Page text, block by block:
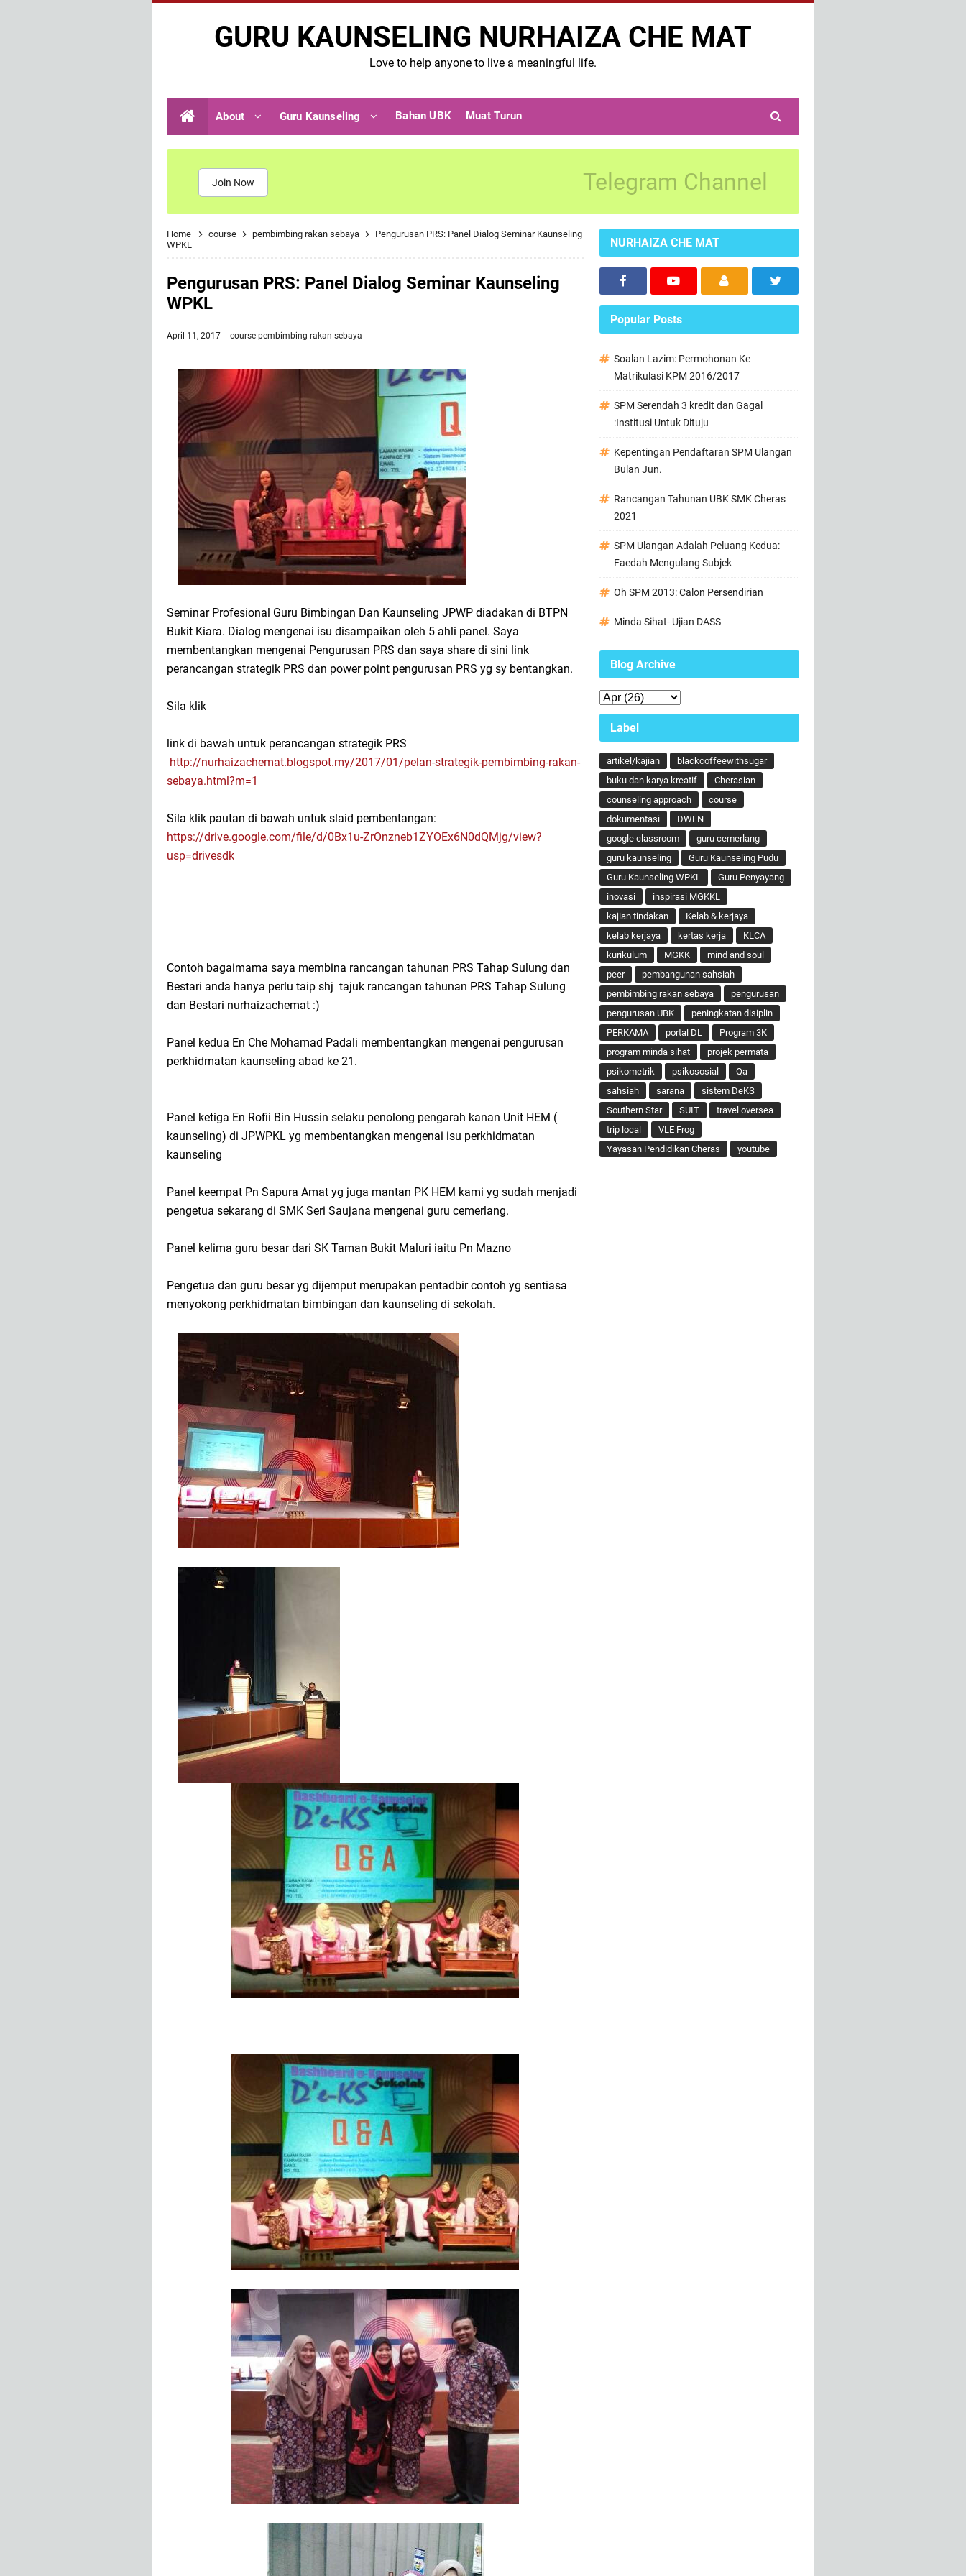
GURU KAUNSELING NURHAIZA CHE MAT
Love to help anyone to live a meaningful life.
About Guru Kaunseling Bahan UBK Muat Turun
Join Now Telegram Channel
Home course pembimbing rakan sebaya
Pengurusan PRS: Panel Dialog Seminar Kaunseling
WPKL
Pengurusan PRS: Panel Dialog Seminar Kaunseling
WPKL
April 11, 2017 course pembimbing rakan sebaya
Seminar Profesional Guru Bimbingan Dan Kaunseling JPWP diadakan di BTPN
Bukit Kiara. Dialog mengenai isu disampaikan oleh 5 ahli panel. Saya
membentangkan mengenai Pengurusan PRS dan saya share di sini link
perancangan strategik PRS dan power point pengurusan PRS yg sy bentangkan.
Sila klik
link di bawah untuk perancangan strategik PRS
http://nurhaizachemat.blogspot.my/2017/01/pelan-strategik-pembimbing-rakan-
sebaya.html?m=1
Sila klik pautan di bawah untuk slaid pembentangan:
https://drive.google.com/file/d/0Bx1u-ZrOnzneb1ZYOEx6N0dQMjg/view?
usp=drivesdk
Contoh bagaimama saya membina rancangan tahunan PRS Tahap Sulung dan
Bestari anda hanya perlu taip shj tajuk rancangan tahunan PRS Tahap Sulung
dan Bestari nurhaizachemat :)
Panel kedua En Che Mohamad Padali membentangkan mengenai pengurusan
perkhidmatan kaunseling abad ke 21.
Panel ketiga En Rofii Bin Hussin selaku penolong pengarah kanan Unit HEM (
kaunseling) di JPWPKL yg membentangkan mengenai isu perkhidmatan
kaunseling
Panel keempat Pn Sapura Amat yg juga mantan PK HEM kami yg sudah menjadi
pengetua sekarang di SMK Seri Saujana mengenai guru cemerlang.
Panel kelima guru besar dari SK Taman Bukit Maluri iaitu Pn Mazno
Pengetua dan guru besar yg dijemput merupakan pentadbir contoh yg sentiasa
menyokong perkhidmatan bimbingan dan kaunseling di sekolah.
NURHAIZA CHE MAT
Popular Posts
Soalan Lazim: Permohonan Ke
Matrikulasi KPM 2016/2017
SPM Serendah 3 kredit dan Gagal
:Institusi Untuk Dituju
Kepentingan Pendaftaran SPM Ulangan
Bulan Jun.
Rancangan Tahunan UBK SMK Cheras
2021
SPM Ulangan Adalah Peluang Kedua:
Faedah Mengulang Subjek
Oh SPM 2013: Calon Persendirian
Minda Sihat- Ujian DASS
Blog Archive
Label
artikel/kajian
blackcoffeewithsugar
buku dan karya kreatif
Cherasian
counseling approach
course
dokumentasi
DWEN
google classroom
guru cemerlang
guru kaunseling
Guru Kaunseling Pudu
Guru Kaunseling WPKL
Guru Penyayang
inovasi
inspirasi MGKKL
kajian tindakan
Kelab & kerjaya
kelab kerjaya
kertas kerja
KLCA
kurikulum
MGKK
mind and soul
peer
pembangunan sahsiah
pembimbing rakan sebaya
pengurusan
pengurusan UBK
peningkatan disiplin
PERKAMA
portal DL
Program 3K
program minda sihat
projek permata
psikometrik
psikososial
Qa
sahsiah
sarana
sistem DeKS
Southern Star
SUIT
travel oversea
trip local
VLE Frog
Yayasan Pendidikan Cheras
youtube